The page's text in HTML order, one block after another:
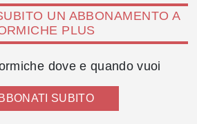
UN ABBONAMENTO A
PLUS
dove e quando vuoi
SUBITO